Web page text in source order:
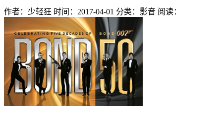
作者：少轻狂 时间：2017-04-01 分类：影音 阅读：